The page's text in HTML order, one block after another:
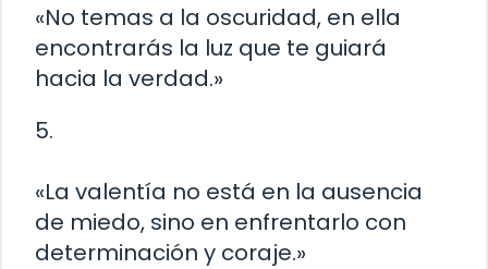
«No temas a la oscuridad, en ella
encontrarás la luz que te guiará
hacia la verdad.»
5.
«La valentía no está en la ausencia
de miedo, sino en enfrentarlo con
determinación y coraje.»